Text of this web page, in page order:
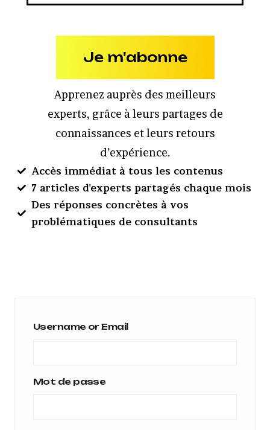
Je m'abonne
Apprenez auprès des meilleurs
experts, grâce à leurs partages de
connaissances et leurs retours
d’expérience.
Accès immédiat à tous les contenus
7 articles d'experts partagés chaque mois
Des réponses concrètes à vos
problématiques de consultants
Username or Email
Mot de passe